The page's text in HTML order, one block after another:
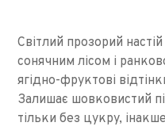
Світлий прозорий
сонячним лісом і
ягідно-фруктові
Залишає шовковистий
тільки без цукру,